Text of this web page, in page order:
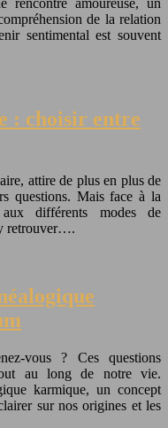
rencontre amoureuse, un
de la relation
sentimental est souvent
: choisir entre
attire de plus en plus de
questions. Mais face à la
différents modes de
retrouver….
vous ? Ces questions
au long de notre vie.
karmique, un concept
sur nos origines et les